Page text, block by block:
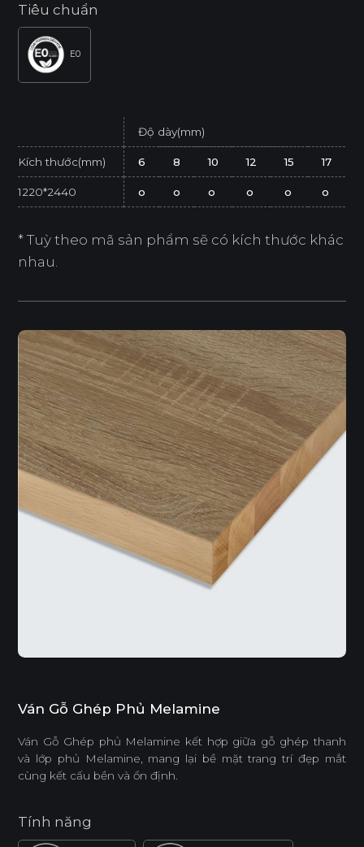
Tiêu chuẩn
E0
Độ dày(mm)
Kích thước(mm) 6 8 10 12 15 17
1220*2440 o o o o o o
* Tuỳ theo mã sản phẩm sẽ có kích thước khác
nhau.
Ván Gỗ Ghép Phủ Melamine
Ván Gỗ Ghép phủ Melamine kết hợp giữa gỗ ghép thanh
và lớp phủ Melamine, mang lại bề mặt trang trí đẹp mắt
cùng kết cấu bền và ổn định.
Tính năng